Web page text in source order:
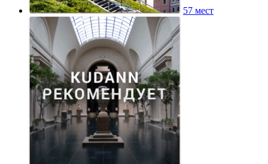
57 мест